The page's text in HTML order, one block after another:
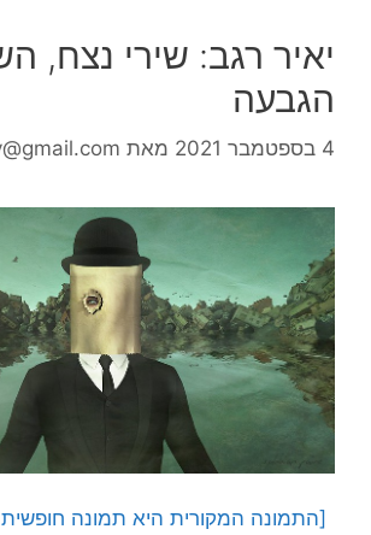
יאיר רגב: שירי נצח,
הגבעה
4 בספטמבר 2021 מאת
[התמונה המקורית היא תמונה